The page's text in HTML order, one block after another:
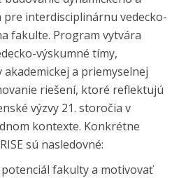
interdisciplinárnu vedecko-
fakulte. Program vytvára
výskumné tímy,
a priemyselnej
riešení, ktoré reflektujú
výzvy 21. storočia v
kontexte. Konkrétne
sú nasledovné:
fakulty a motivovať